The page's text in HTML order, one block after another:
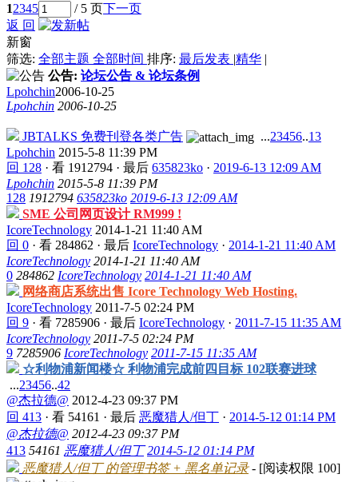
12345 / 5 页下一页
返 回
新窗
筛选: 全部主题 全部时间 排序: 最后发表 |精华 |
公告: 论坛公告 & 论坛条例
Lpohchin2006-10-25
Lpohchin 2006-10-25
JBTALKS 免费刊登各类广告 ...23456..13
Lpohchin 2015-5-8 11:39 PM
回 128 · 看 1912794 · 最后 635823ko · 2019-6-13 12:09 AM
Lpohchin 2015-5-8 11:39 PM
128 1912794 635823ko 2019-6-13 12:09 AM
SME 公司网页设计 RM999 !
IcoreTechnology 2014-1-21 11:40 AM
回 0 · 看 284862 · 最后 IcoreTechnology · 2014-1-21 11:40 AM
IcoreTechnology 2014-1-21 11:40 AM
0 284862 IcoreTechnology 2014-1-21 11:40 AM
网络商店系统出售 Icore Technology Web Hosting.
IcoreTechnology 2011-7-5 02:24 PM
回 9 · 看 7285906 · 最后 IcoreTechnology · 2011-7-15 11:35 AM
IcoreTechnology 2011-7-5 02:24 PM
9 7285906 IcoreTechnology 2011-7-15 11:35 AM
☆利物浦新闻楼☆ 利物浦完成前四目标 102联赛进球
...23456..42
@杰拉德@ 2012-4-23 09:37 PM
回 413 · 看 54161 · 最后 恶魔猎人/但丁 · 2014-5-12 01:14 PM
@杰拉德@ 2012-4-23 09:37 PM
413 54161 恶魔猎人/但丁 2014-5-12 01:14 PM
恶魔猎人/但丁 的管理书签 + 黑名单记录- [阅读权限 100]